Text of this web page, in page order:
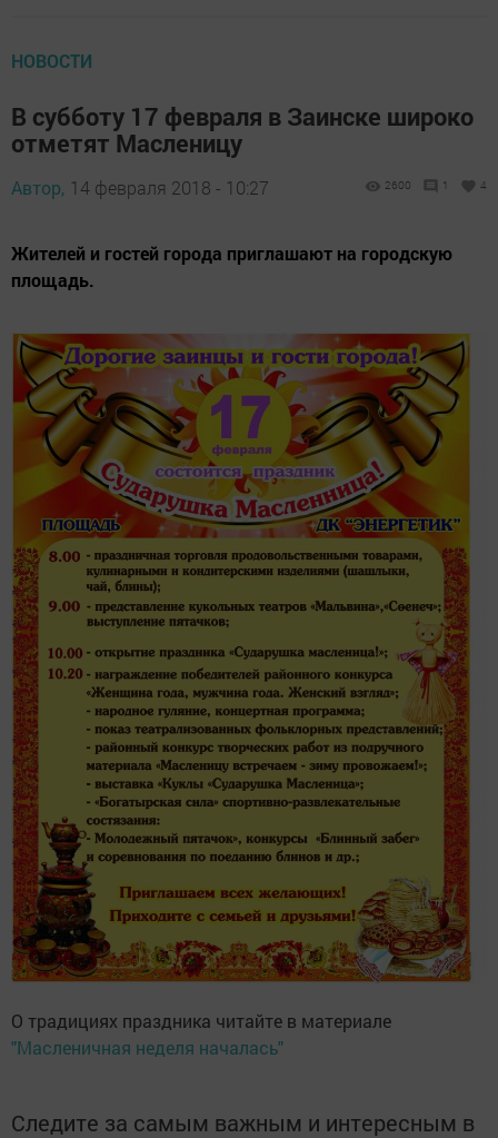
НОВОСТИ
В субботу 17 февраля в Заинске широко
отметят Масленицу
Автор, 14 февраля 2018 - 10:27 2600 1 4
Жителей и гостей города приглашают на городскую
площадь.
О традициях праздника читайте в материале
"Масленичная неделя началась"
Следите за самым важным и интересным в